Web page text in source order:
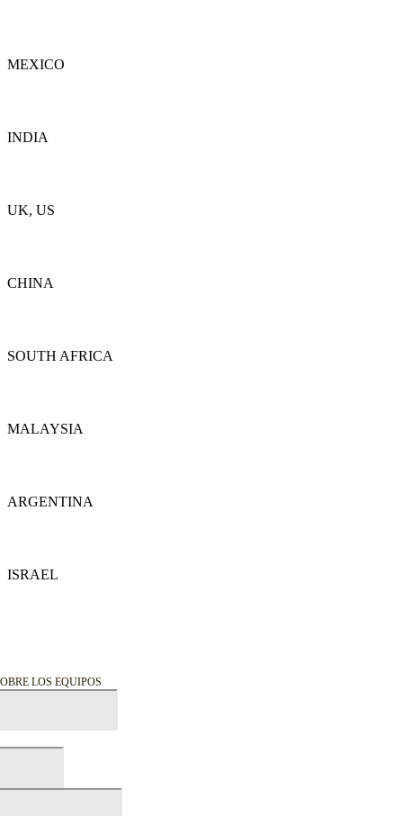
MEXICO
INDIA
UK, US
CHINA
SOUTH AFRICA
MALAYSIA
ARGENTINA
ISRAEL
LOS EQUIPOS